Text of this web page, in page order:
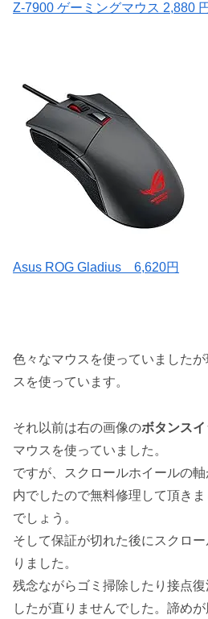
Z-7900 ゲーミングマウス 2,880 円
Asus ROG Gladius 6,620円
色々なマウスを使っていました
スを使っています。
それ以前は右の画像のボタンス
マウスを使っていました。
ですが、スクロールホイールの
内でしたので無料修理して頂き
でしょう。
そして保証が切れた後にスクロ
りました。
残念ながらゴミ掃除したり接点
したが直りませんでした。諦め